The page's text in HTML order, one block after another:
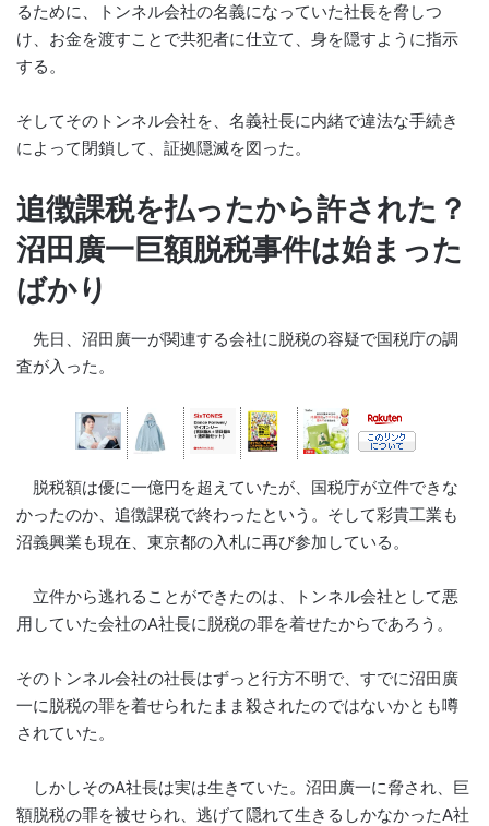
るために、トンネル会社の名義になっていた社長を脅しつ
け、お金を渡すことで共犯者に仕立て、身を隠すように指示
する。
そしてそのトンネル会社を、名義社長に内緒で違法な手続き
によって閉鎖して、証拠隠滅を図った。
追徴課税を払ったから許された？
沼田廣一巨額脱税事件は始まった
ばかり
先日、沼田廣一が関連する会社に脱税の容疑で国税庁の調
査が入った。
脱税額は優に一億円を超えていたが、国税庁が立件できな
かったのか、追徴課税で終わったという。そして彩貴工業も
沼義興業も現在、東京都の入札に再び参加している。
立件から逃れることができたのは、トンネル会社として悪
用していた会社のA社長に脱税の罪を着せたからであろう。
そのトンネル会社の社長はずっと行方不明で、すでに沼田廣
一に脱税の罪を着せられたまま殺されたのではないかとも噂
されていた。
しかしそのA社長は実は生きていた。沼田廣一に脅され、巨
額脱税の罪を被せられ、逃げて隠れて生きるしかなかったA社